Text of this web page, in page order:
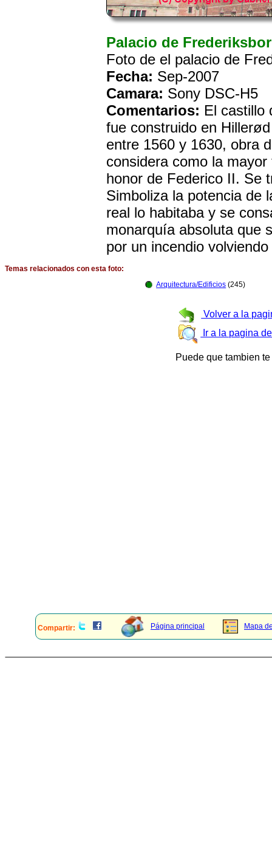
Palacio de
Foto de el palacio de
Fecha: Sep-2007
Camara: Sony DSC-H5
Comentarios: El castillo
fue construido en
entre 1560 y 1630, obra
considera como la
honor de Federico II. Se
Simboliza la potencia de
real lo habitaba y se
monarquía absoluta que
por un incendio
Temas relacionados con esta foto:
Arquitectura/Edificios (245)
Volver a la
Ir a la pagina
Puede que tambien
Compartir: Página principal Mapa